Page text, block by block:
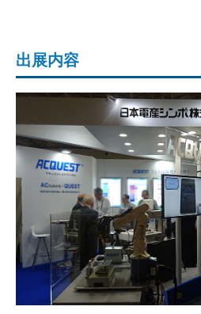
出展内容